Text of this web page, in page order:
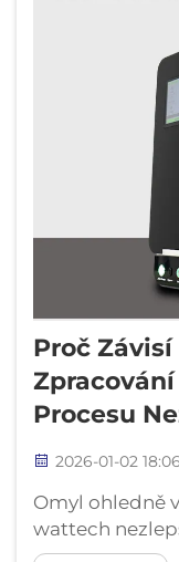
Proč
Procesu
2026-01-02
Omyl ohledně
wattech
zpracování.